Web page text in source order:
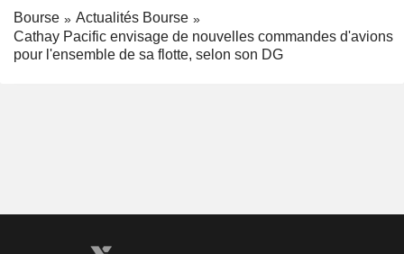
Bourse
Actualités Bourse
Cathay Pacific envisage de nouvelles commandes d'avions
pour l'ensemble de sa flotte, selon son DG